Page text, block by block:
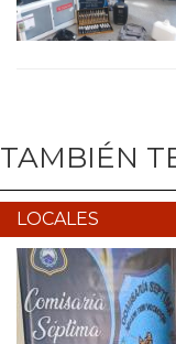
TAMBIÉN
LOCALES